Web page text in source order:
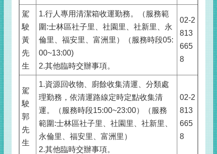
駕
駛
黃
先
生
1.行人專用清潔箱收運勤務。（服務範
圍:士林區社子里、社園里、社新里、永
倫里、福安里、富洲里）（服務時段05:
00~13:00)
2.其他臨時交辦事項。
02-2
813
665
8
駕
駛
郭
先
生
1.資源回收物、廚餘收集清運、分類處
理勤務，依清運路線定時定點收集清
運。（服務時段15:00~23:00）（服務
範圍:士林區社子里、社園里、社新里、
永倫里、福安里、富洲里）
2.其他臨時交辦事項。
02-2
813
665
8